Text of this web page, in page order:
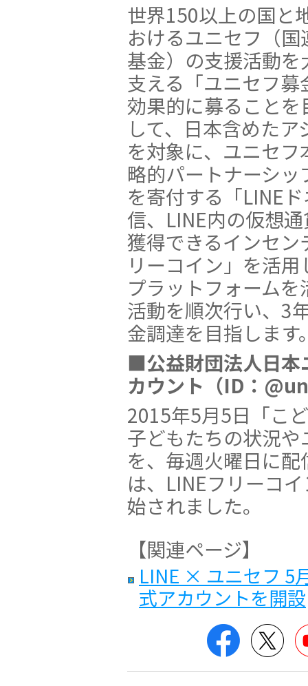
世界150以上の国と
おけるユニセフ（国
基金）の支援活動を
支える「ユニセフ募
効果的に募ることを
して、日本含めた
を対象に、ユニセ
略的パートナーシ
を寄付する「LINE
信、LINE内の仮想
獲得できるインセン
リーコイン」を活
プラットフォーム
活動を順次行い、3
金調達を目指します
■公益財団法人日
カウント（ID：
2015年5月5日「こ
子どもたちの状況
を、毎週火曜日に
は、LINEフリーコ
始されました。
【関連ページ】
LINE × ユニセフ 5
式アカウントを開設
Facebook